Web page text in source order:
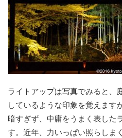
ライトアップは写真でみると、
しているような印象を覚えます
暗すぎず、中庸をうまく表した
す。近年、力いっぱい照らしま